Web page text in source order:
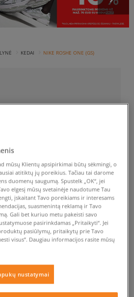
KEDAI NIKE ROSHE ONE (GS)
mūsų Klientų apsipirkimai būtų sėkmingi, o
atitiktų jų poreikius. Tačiau tai darome
duomenų saugumą. Spustelk „OK“, jei
elgesį mūsų svetainėje naudotume Tau
įskaitant Tavo poreikiams ir interesams
suasmenintą reklamą ir Tavo
Gali bet kuriuo metu pakeisti savo
pasirinkdamas „Pritaikyti“. Jei
pasiūlymų, pritaikytų prie Tavo
visus”. Daugiau informacijos rasite mūsų
nustatymai